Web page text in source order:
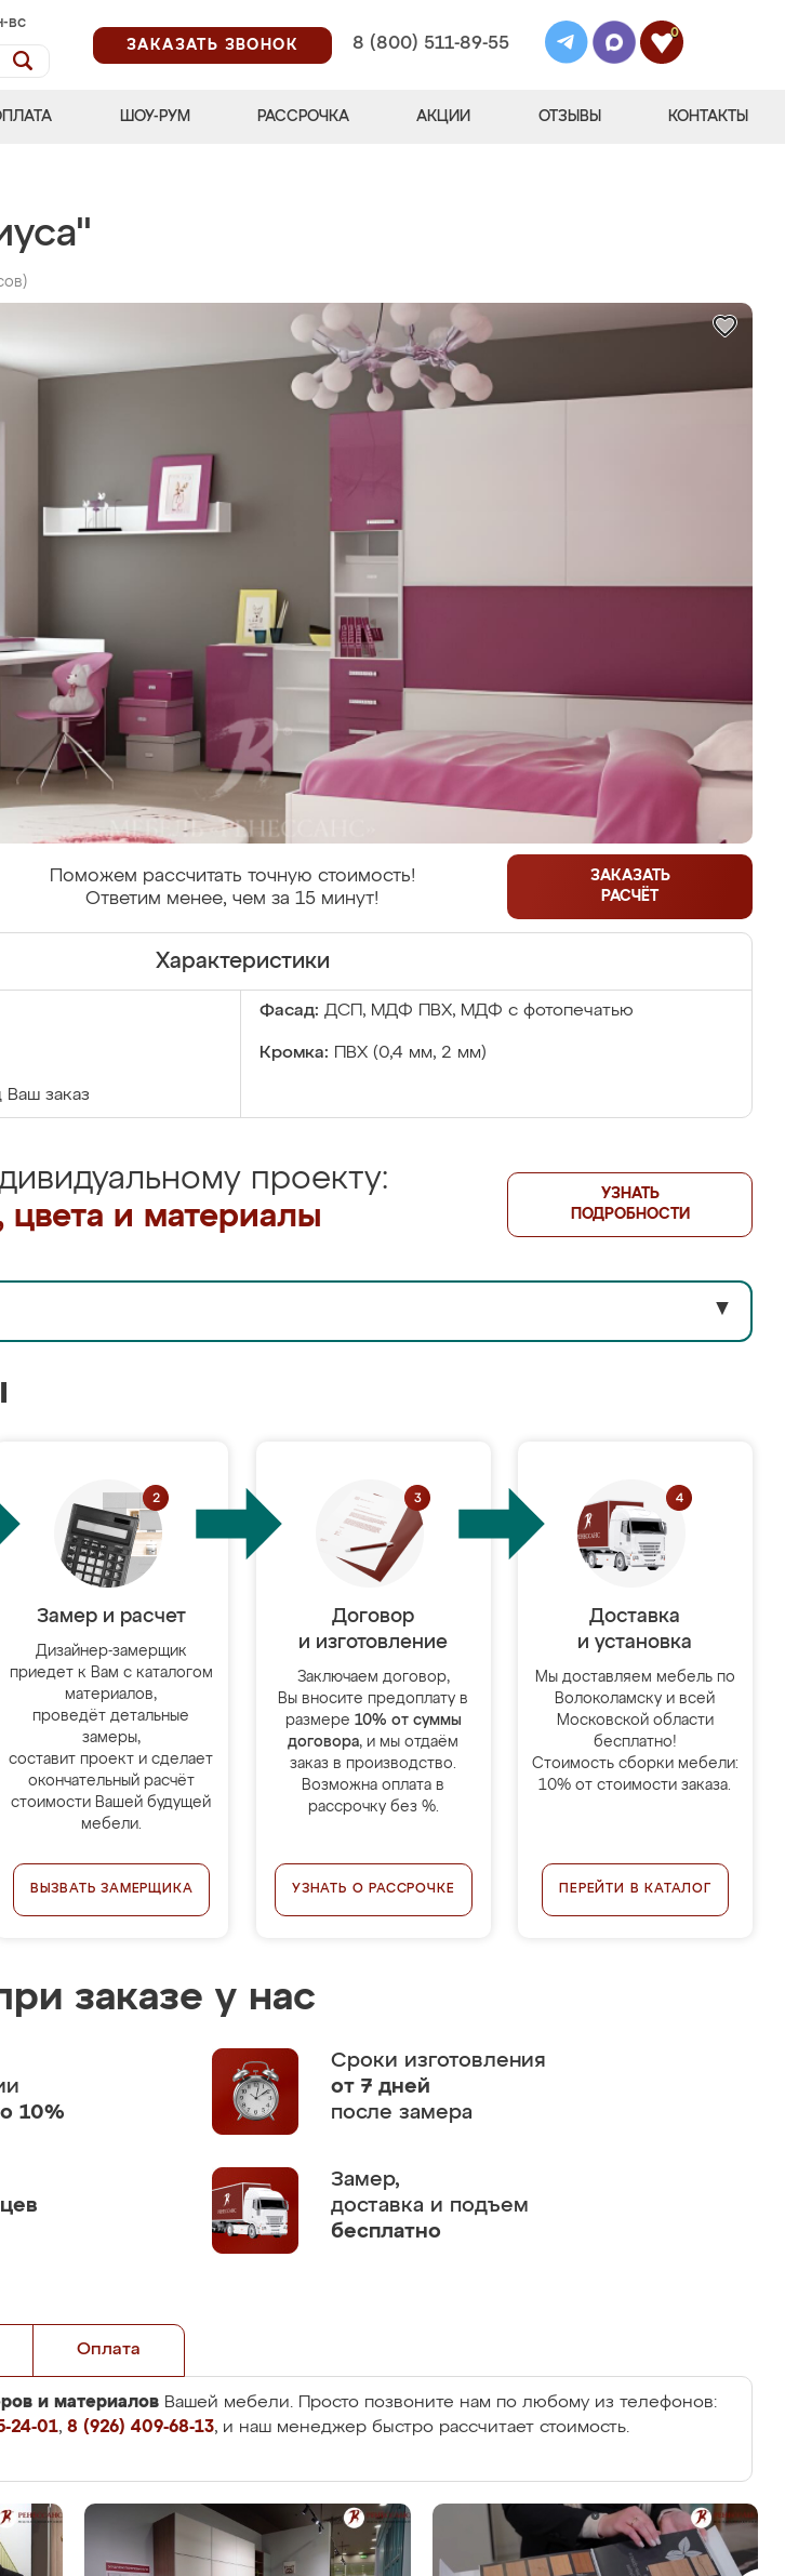
вс
ЗАКАЗАТЬ ЗВОНОК
8 (800) 511-89-55
0
ШОУ-РУМ РАССРОЧКА АКЦИИ ОТЗЫВЫ КОНТАКТЫ
Поможем рассчитать точную стоимость!
Ответим менее, чем за 15 минут!
ЗАКАЗАТЬ
РАСЧЁТ
Характеристики
Фасад: ДСП, МДФ ПВХ, МДФ с фотопечатью
Кромка: ПВХ (0,4 мм, 2 мм)
заказ
проекту:
и материалы
УЗНАТЬ
ПОДРОБНОСТИ
▼
Замер и расчет
Дизайнер-замерщик
приедет к Вам с каталогом
материалов,
проведёт детальные
замеры,
составит проект и сделает
окончательный расчёт
стоимости Вашей будущей
мебели.
ВЫЗВАТЬ ЗАМЕРЩИКА
Договор
и изготовление
Заключаем договор,
Вы вносите предоплату в
размере 10% от суммы
договора, и мы отдаём
заказ в производство.
Возможна оплата в
рассрочку без %.
УЗНАТЬ О РАССРОЧКЕ
Доставка
и установка
Мы доставляем мебель по
Волоколамску и всей
Московской области
бесплатно!
Стоимость сборки мебели:
10% от стоимости заказа.
ПЕРЕЙТИ В КАТАЛОГ
заказе у нас
10%
Сроки изготовления
от 7 дней
после замера
Замер,
доставка и подъем
бесплатно
Оплата
и материалов Вашей мебели. Просто позвоните нам по любому из телефонов:
24-01, 8 (926) 409-68-13, и наш менеджер быстро рассчитает стоимость.